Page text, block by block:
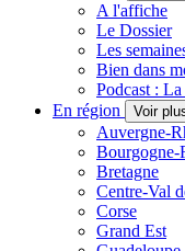
A l'affiche
Le Dossier
Les
Bien dans
Podcast :
En région
Voir
Auvergne-
Bourgogne-
Bretagne
Centre-Val
Corse
Grand Est